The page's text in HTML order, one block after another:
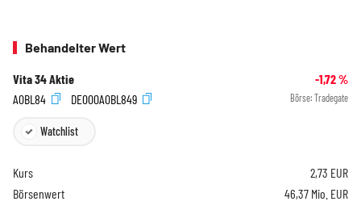
Behandelter Wert
Vita 34 Aktie -1,72%
A0BL84
DE000A0BL849 Börse: Tradegate
Watchlist
Kurs 2,73 EUR
Börsenwert
46,37 Mio. EUR